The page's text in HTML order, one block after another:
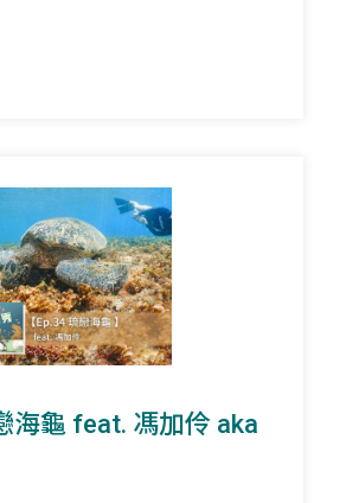
海龜 feat. 馮加伶 aka